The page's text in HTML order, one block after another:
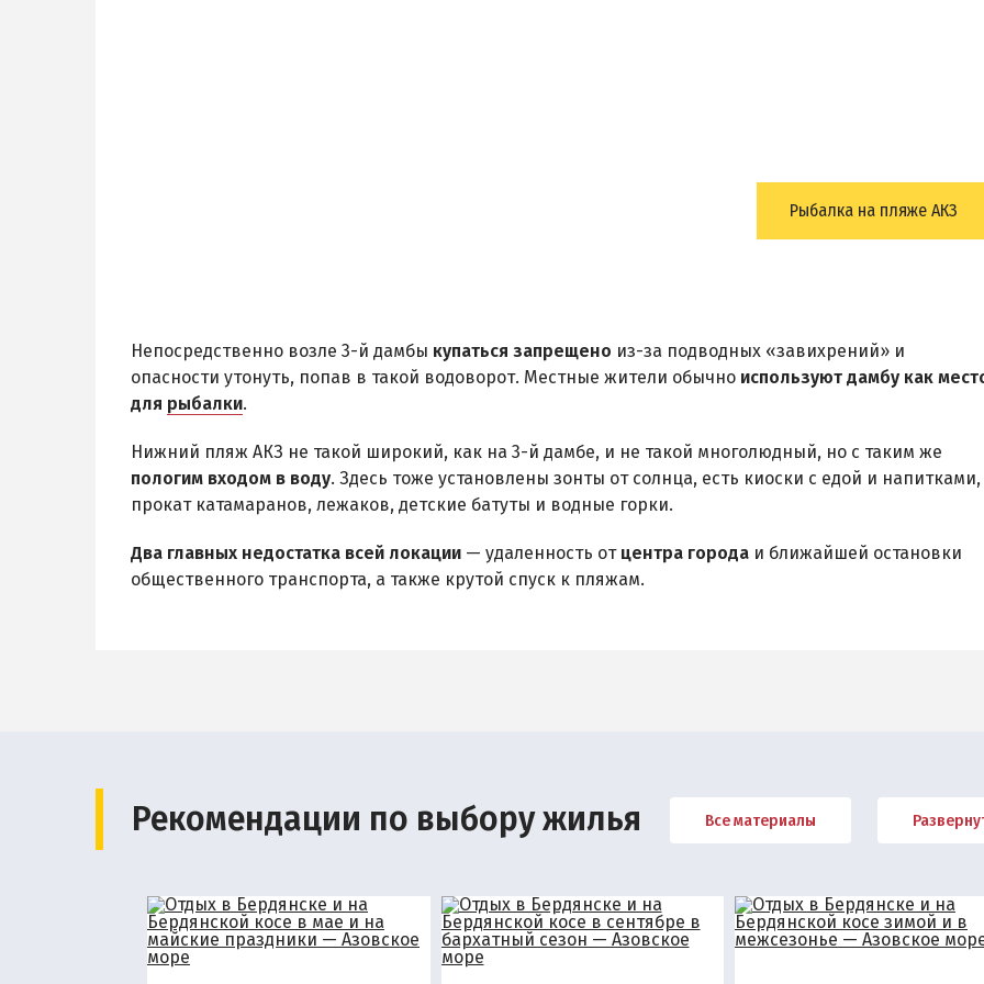
Рыбалка на пляже АКЗ
Непосредственно возле 3-й дамбы купаться запрещено из-за подводных «завихрений» и
опасности утонуть, попав в такой водоворот. Местные жители обычно используют дамбу как
для рыбалки.
Нижний пляж АКЗ не такой широкий, как на 3-й дамбе, и не такой многолюдный, но с таким же
пологим входом в воду. Здесь тоже установлены зонты от солнца, есть киоски с едой и напитками,
прокат катамаранов, лежаков, детские батуты и водные горки.
Два главных недостатка всей локации — удаленность от центра города и ближайшей остановки
общественного транспорта, а также крутой спуск к пляжам.
Рекомендации по выбору жилья Все материалы